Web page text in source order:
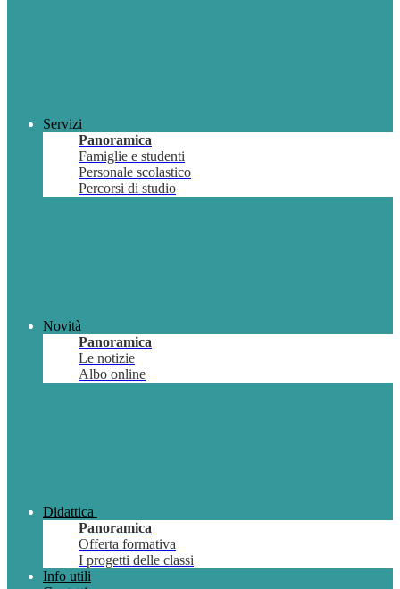
Servizi
Panoramica
Famiglie e studenti
Personale scolastico
Percorsi di studio
Novità
Panoramica
Le notizie
Albo online
Didattica
Panoramica
Offerta formativa
I progetti delle classi
Info utili